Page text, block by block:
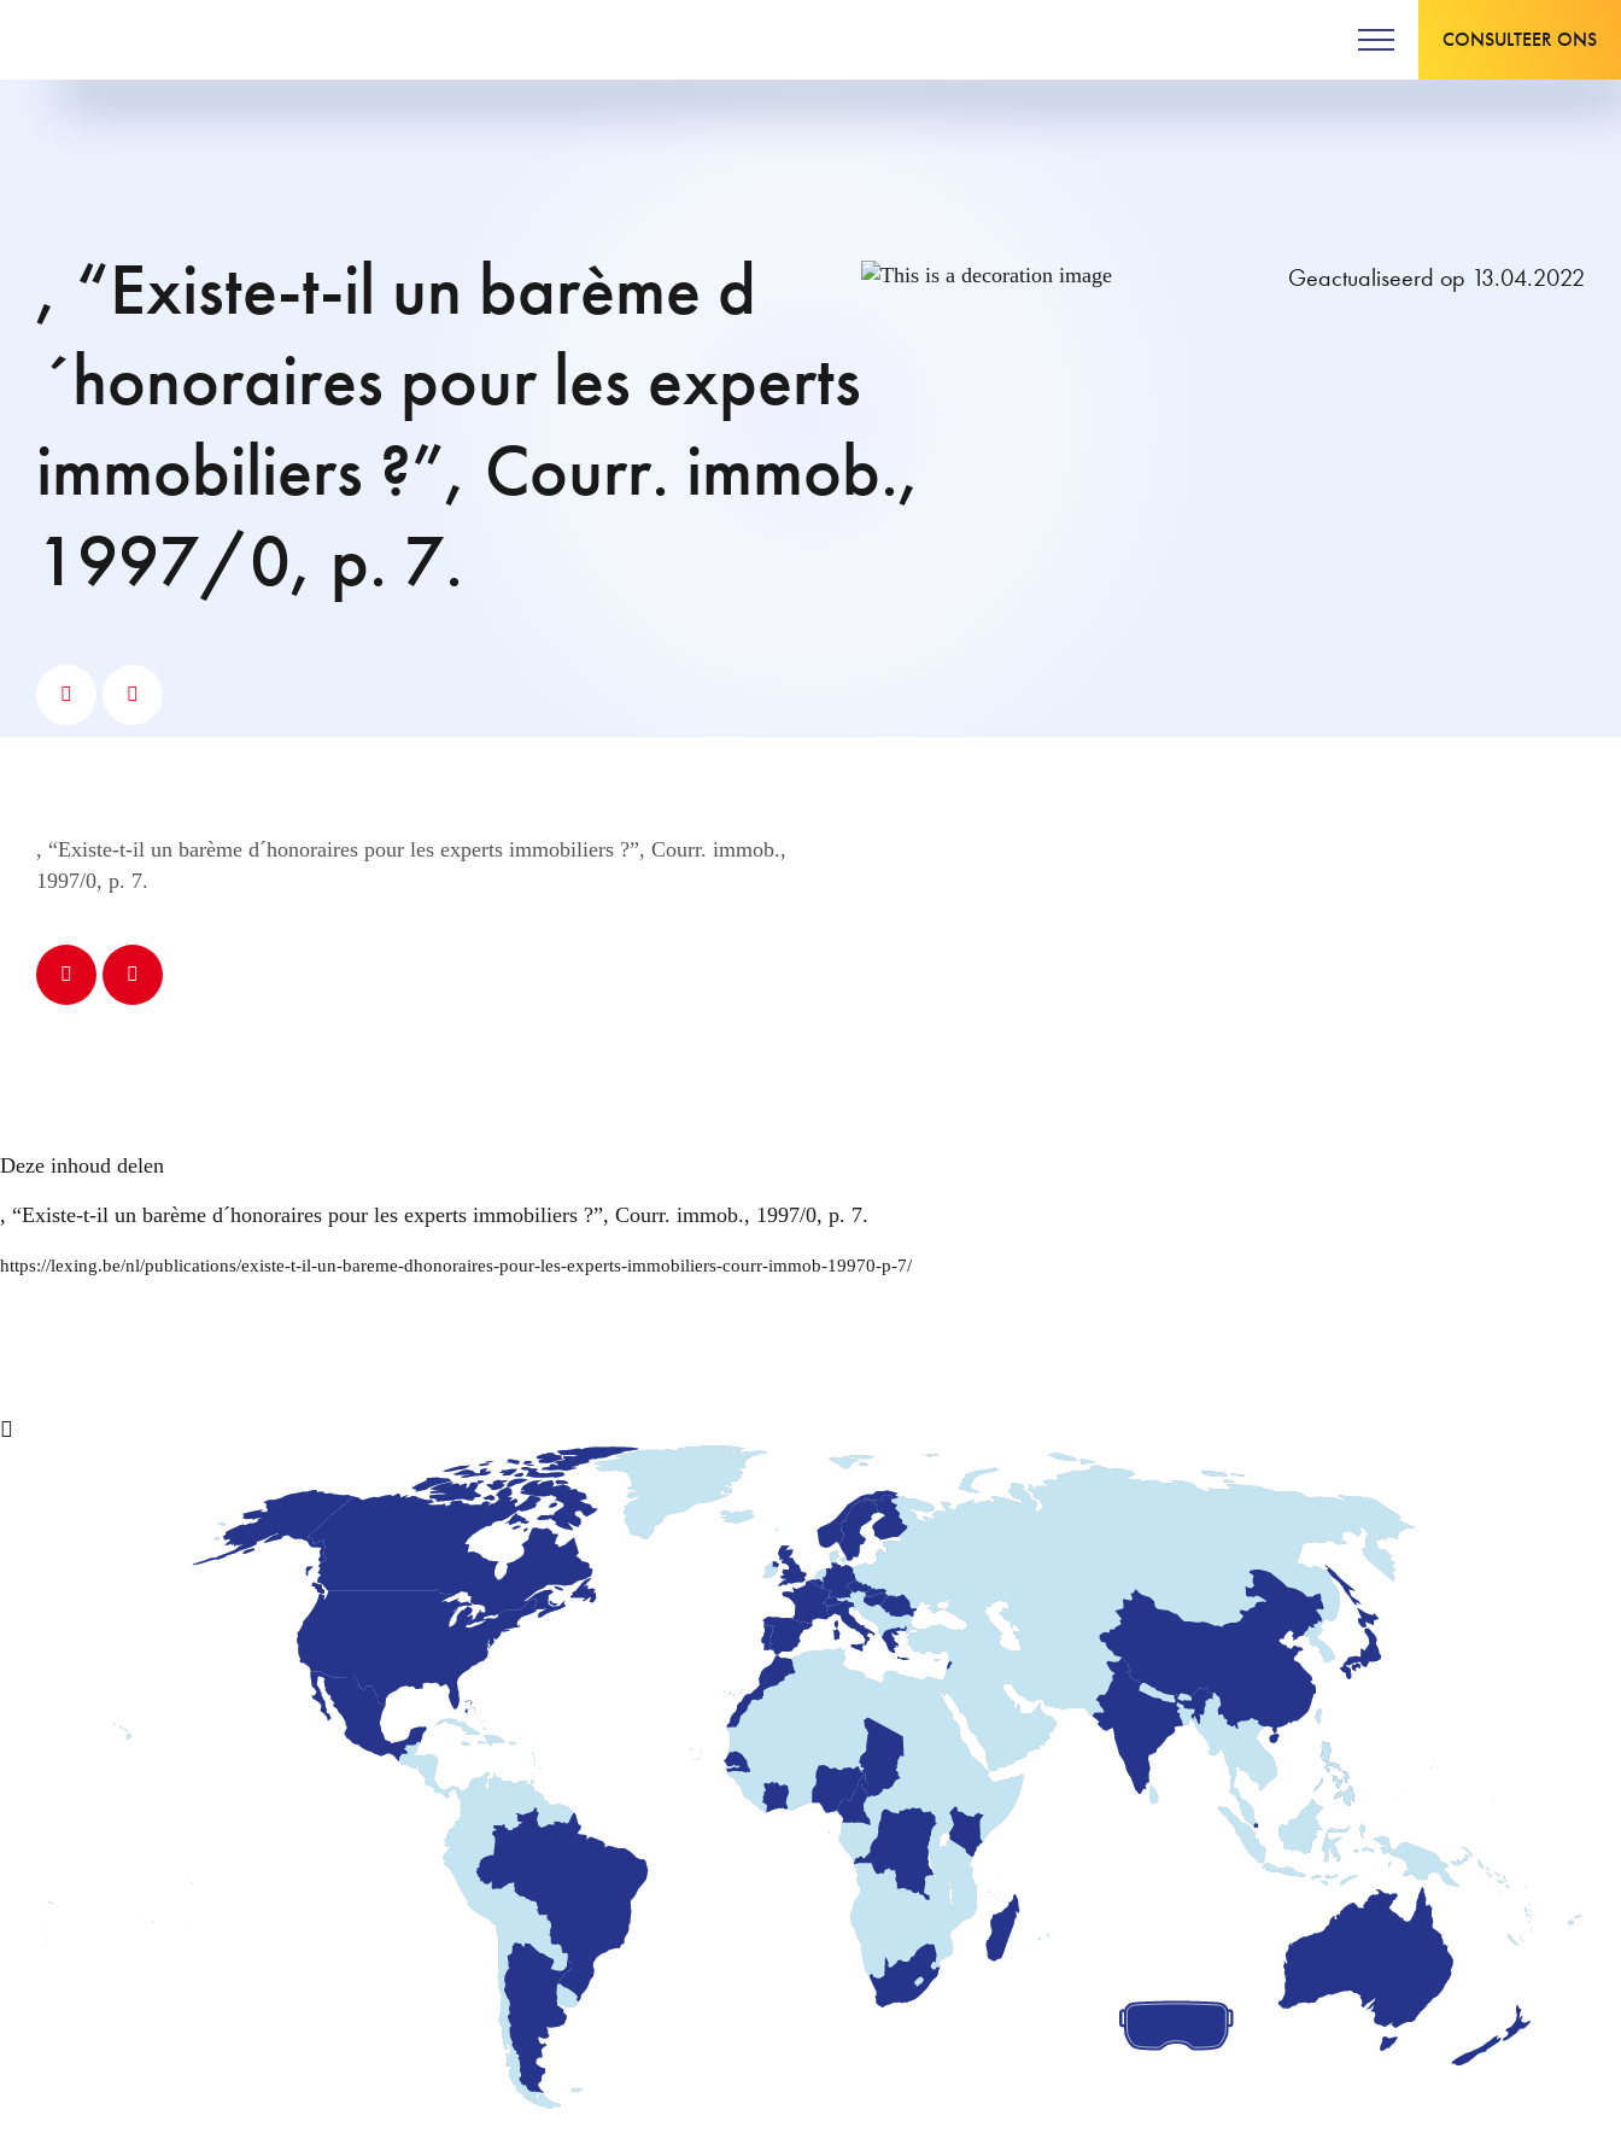
CONSULTEER ONS
, “Existe-t-il un barème d
´honoraires pour les experts
immobiliers ?”, Courr. immob.,
1997/0, p. 7.
Geactualiseerd op 13.04.2022
, “Existe-t-il un barème d´honoraires pour les experts immobiliers ?”, Courr. immob.,
1997/0, p. 7.
Deze inhoud delen
, “Existe-t-il un barème d´honoraires pour les experts immobiliers ?”, Courr. immob., 1997/0, p. 7.
https://lexing.be/nl/publications/existe-t-il-un-bareme-dhonoraires-pour-les-experts-immobiliers-courr-immob-19970-p-7/